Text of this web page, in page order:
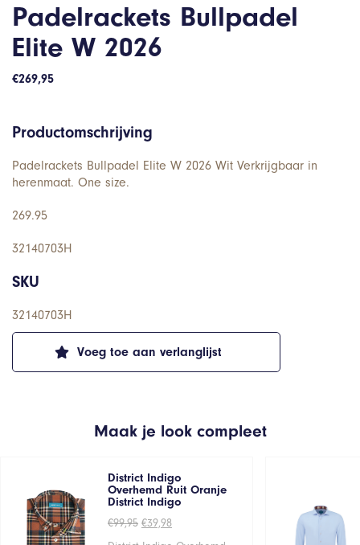
Padelrackets Bullpadel
Elite W 2026
€269,95
Voeg toe aan verlanglijst
Productomschrijving
Padelrackets Bullpadel Elite W 2026 Wit Verkrijgbaar in
herenmaat. One size.
269.95
32140703H
SKU
32140703H
Maak je look compleet
District Indigo
Overhemd Ruit Oranje
District Indigo
€99,95 Oorspronkelijke
€39,98Huidige